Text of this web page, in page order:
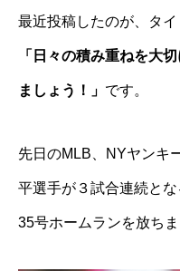
最近投稿したのが、タ
「日々の積み重ねを大
ましょう！」 です。
先日のMLB、NYヤンキ
平選手が３試合連続とな
35号ホームランを放ちま